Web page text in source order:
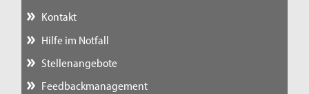
Kontakt
Hilfe im Notfall
Stellenangebote
Feedbackmanagement